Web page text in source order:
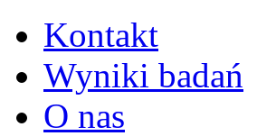
Kontakt
Wyniki badań
O nas